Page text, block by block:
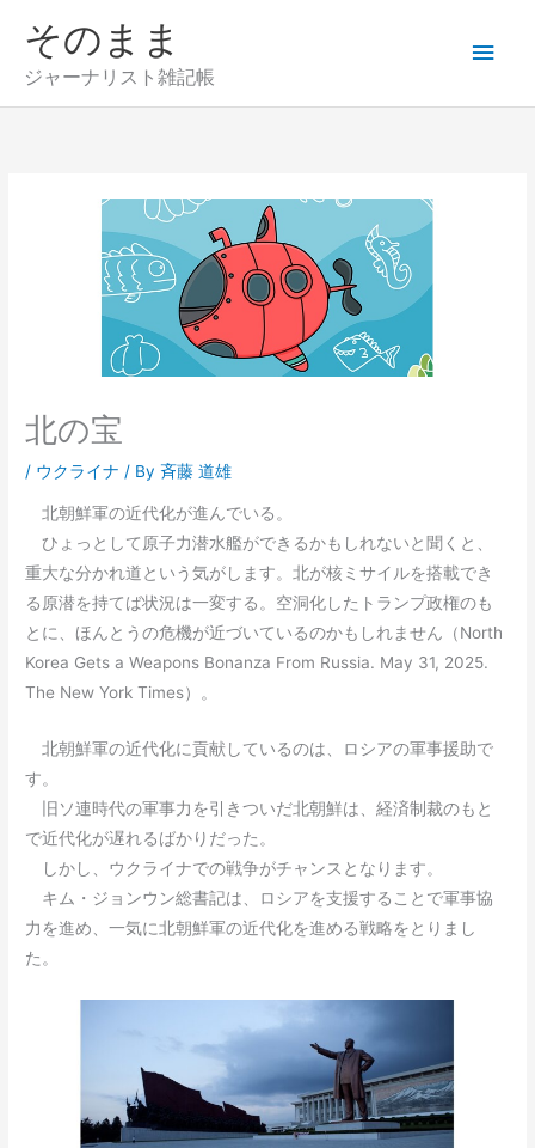
ス
そのまま
ジャーナリスト雑記帳
メ
イ
北の宝
/ ウクライナ / By斉藤 道雄
北朝鮮軍の近代化が進んでいる。
ひょっとして原子力潜水艦ができるかもしれないと聞くと、
重大な分かれ道という気がします。北が核ミサイルを搭載でき
る原潜を持てば状況は一変する。空洞化したトランプ政権のも
とに、ほんとうの危機が近づいているのかもしれません（North
Korea Gets a Weapons Bonanza From Russia. May 31, 2025.
The New York Times）。
北朝鮮軍の近代化に貢献しているのは、ロシアの軍事援助で
す。
旧ソ連時代の軍事力を引きついだ北朝鮮は、経済制裁のもと
で近代化が遅れるばかりだった。
しかし、ウクライナでの戦争がチャンスとなります。
キム・ジョンウン総書記は、ロシアを支援することで軍事協
力を進め、一気に北朝鮮軍の近代化を進める戦略をとりまし
た。